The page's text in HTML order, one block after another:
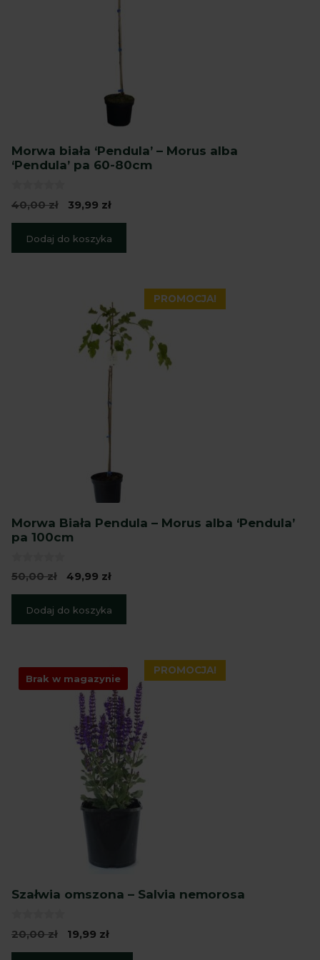
Morwa biała ‘Pendula’ – Morus alba
‘Pendula’ pa 60-80cm
0
z
40,00zł
Pierwotna
cena
wynosiła:
40,00 zł.
39,99 złAktualna
cena
wynosi:
39,99 zł.
Dodaj do koszyka
PROMOCJA!
Morwa Biała Pendula – Morus alba ‘Pendula’
pa 100cm
0
z
50,00zł
Pierwotna
cena
wynosiła:
50,00 zł.
49,99 złAktualna
cena
wynosi:
49,99 zł.
Dodaj do koszyka
Brak w magazynie
PROMOCJA!
Szałwia omszona – Salvia nemorosa
0
z
20,00zł
Pierwotna
cena
19,99 złAktualna
cena